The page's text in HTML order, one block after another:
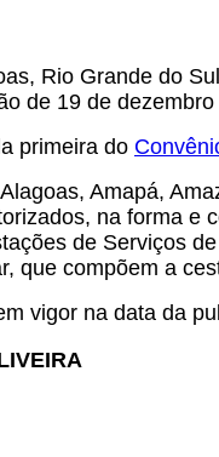
Rio Grande do
de 19 de dezembro
primeira do
Amapá,
na forma
de Serviços
que compõem a
vigor na data da